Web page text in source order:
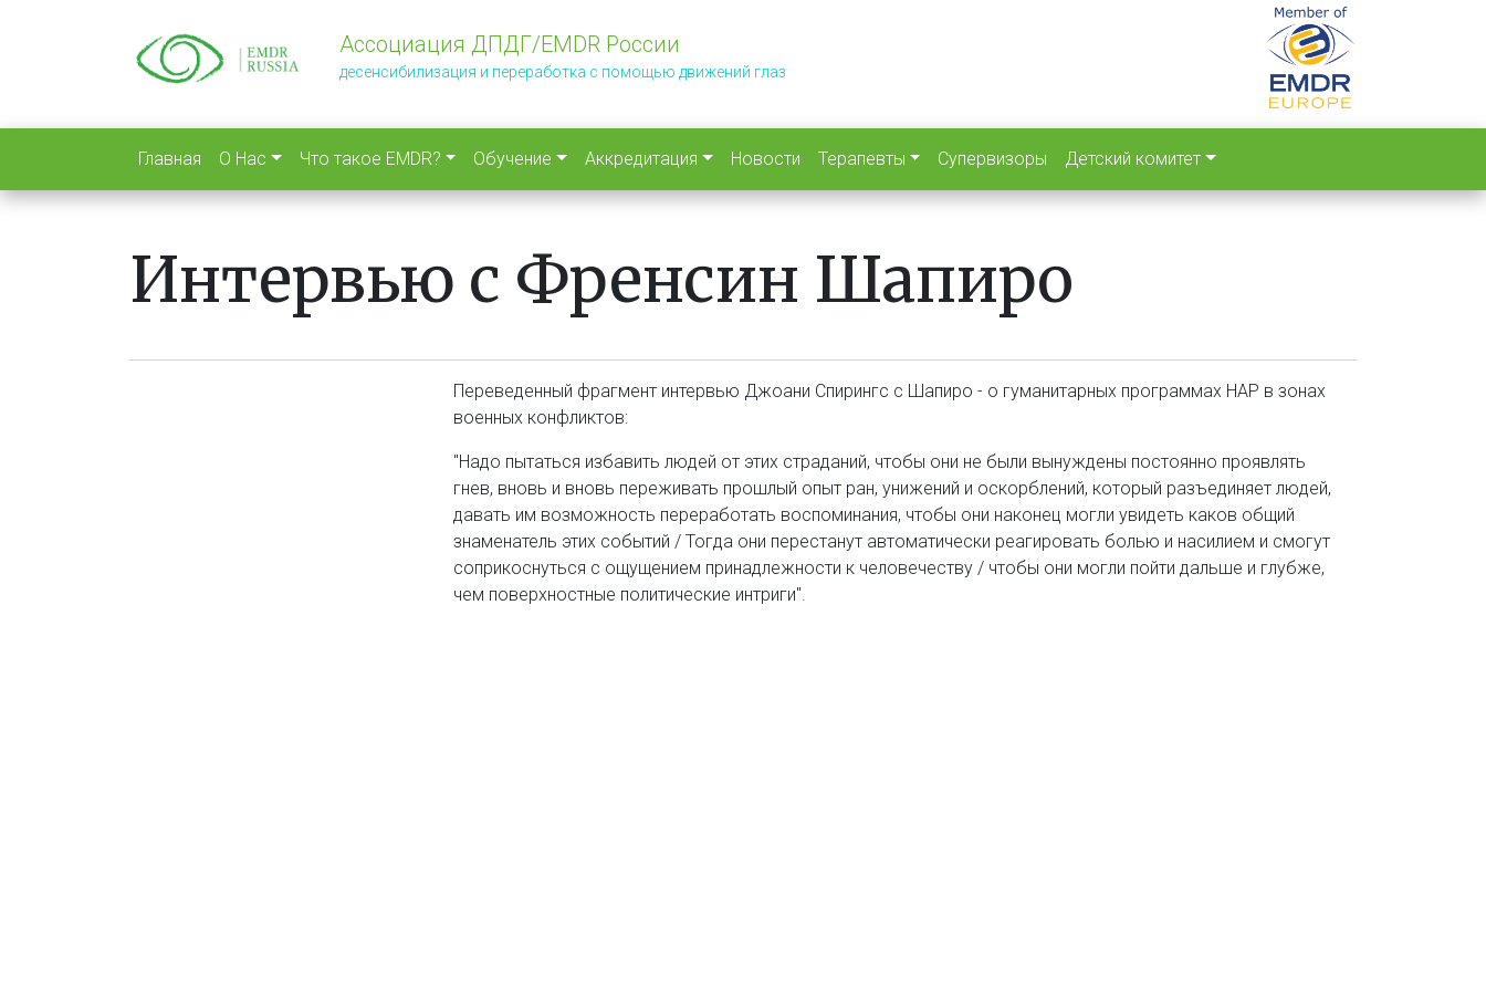
Ассоциация ДПДГ/EMDR России
десенсибилизация и переработка с помощью движений глаз
Главная О Нас Что такое EMDR? Обучение Аккредитация Новости Терапевты Супервизоры Детский комитет
Интервью с Френсин Шапиро
Переведенный фрагмент интервью Джоани Спирингс с Шапиро - о гуманитарных программах HAP в зонах
военных конфликтов:
"Надо пытаться избавить людей от этих страданий, чтобы они не были вынуждены постоянно проявлять
гнев, вновь и вновь переживать прошлый опыт ран, унижений и оскорблений, который разъединяет людей,
давать им возможность переработать воспоминания, чтобы они наконец могли увидеть каков общий
знаменатель этих событий / Тогда они перестанут автоматически реагировать болью и насилием и смогут
соприкоснуться с ощущением принадлежности к человечеству / чтобы они могли пойти дальше и глубже,
чем поверхностные политические интриги".